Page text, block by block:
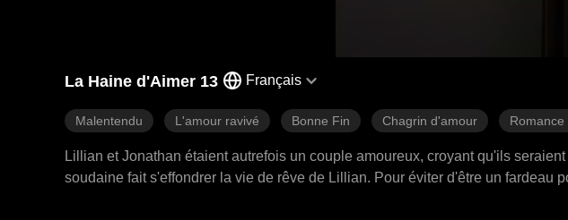
La Haine d'Aimer 13 Français
Malentendu L'amour ravivé Bonne Fin Chagrin d'amour
Lillian et Jonathan étaient autrefois un couple amoureux, croyant qu'ils
soudaine fait s'effondrer la vie de rêve de Lillian. Pour éviter d'être un fardeau